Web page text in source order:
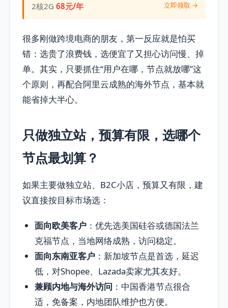
2核2G68元/年 立即领取 →
很多刚做跨境电商的朋友，第一反应就是怕买
错：选贵了浪费钱，选便宜了又担心访问慢、掉
单。其实，只要抓住“用户在哪，节点就放哪”这
个原则，再配合阿里云成熟的海外节点，基本就
能省掉大半心。
只做独立站，预算有限，选哪个
节点最划算？
如果主要做独立站、B2C小店，预算又有限，建
议直接按目标市场选：
面向欧美客户 ：优先选美国硅谷或德国法兰
克福节点，当地网络成熟，访问稳定。
面向东南亚客户 ：新加坡节点是首选，延迟
低，对Shopee、Lazada卖家尤其友好。
兼顾内地与海外访问 ：中国香港节点很合
适，免备案，内地团队维护也方便。